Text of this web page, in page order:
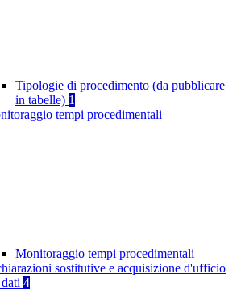
Tipologie di procedimento (da pubblicare
in tabelle) 1
tempi procedimentali
Monitoraggio tempi procedimentali
sostitutive e acquisizione d'ufficio
4